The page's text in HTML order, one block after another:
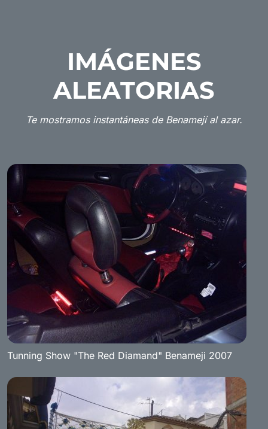
IMÁGENES
ALEATORIAS
Te mostramos instantáneas de Benamejí al azar.
Tunning Show "The Red Diamand" Benameji 2007